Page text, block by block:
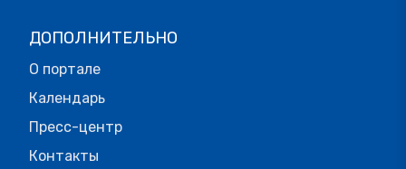
ДОПОЛНИТЕЛЬНО
О портале
Календарь
Пресс-центр
Контакты